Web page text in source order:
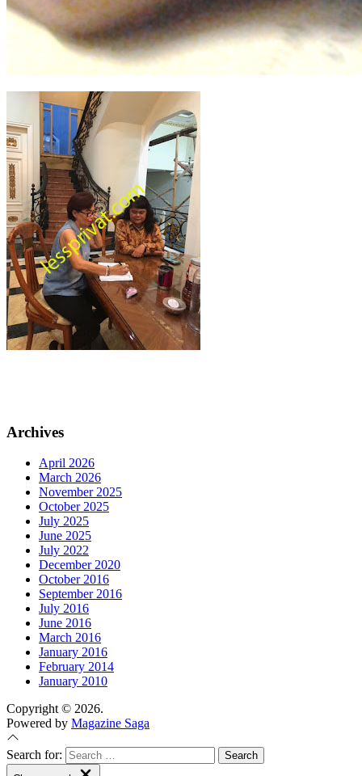
Archives
April 2026
March 2026
November 2025
October 2025
July 2025
June 2025
July 2022
December 2020
October 2016
September 2016
July 2016
June 2016
March 2016
January 2016
February 2014
January 2010
Copyright © 2026.
Powered by Magazine Saga
Search for: